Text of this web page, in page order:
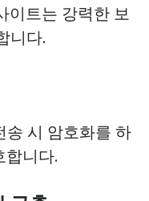
이트는 강력한 보
니다.
송 시 암호화를 하
합니다.